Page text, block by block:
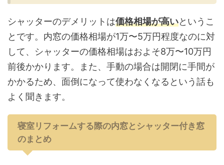
シャッターのデメリットは価格相場が高いというこ
とです。内窓の価格相場が1万〜5万円程度なのに対
して、シャッターの価格相場はおよそ8万〜10万円
前後かかります。また、手動の場合は開閉に手間が
かかるため、面倒になって使わなくなるという話も
よく聞きます。
寝室リフォームする際の内窓とシャッター付き窓
のまとめ